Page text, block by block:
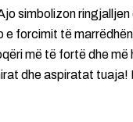
simbolizon
e forcimit të
më të fortë dhe
dhe aspiratat tuaja!